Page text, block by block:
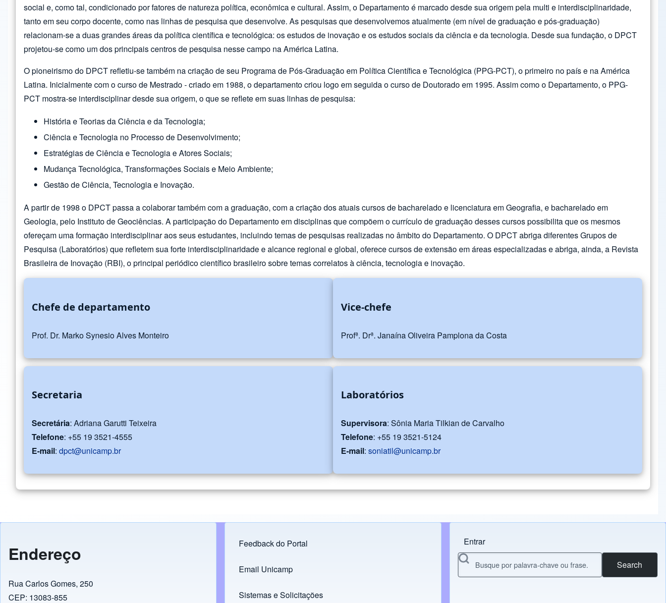
social e, como tal, condicionado por fatores de natureza política, econômica e cultural. Assim, o Departamento é marcado desde sua origem pela multi e interdisciplinaridade,
tanto em seu corpo docente, como nas linhas de pesquisa que desenvolve. As pesquisas que desenvolvemos atualmente (em nível de graduação e pós-graduação)
relacionam-se a duas grandes áreas da política científica e tecnológica: os estudos de inovação e os estudos sociais da ciência e da tecnologia. Desde sua fundação, o DPCT
projetou-se como um dos principais centros de pesquisa nesse campo na América Latina.
O pioneirismo do DPCT refletiu-se também na criação de seu Programa de Pós-Graduação em Política Científica e Tecnológica (PPG-PCT), o primeiro no país e na América
Latina. Inicialmente com o curso de Mestrado - criado em 1988, o departamento criou logo em seguida o curso de Doutorado em 1995. Assim como o Departamento, o PPG-
PCT mostra-se interdisciplinar desde sua origem, o que se reflete em suas linhas de pesquisa:
História e Teorias da Ciência e da Tecnologia;
Ciência e Tecnologia no Processo de Desenvolvimento;
Estratégias de Ciência e Tecnologia e Atores Sociais;
Mudança Tecnológica, Transformações Sociais e Meio Ambiente;
Gestão de Ciência, Tecnologia e Inovação.
A partir de 1998 o DPCT passa a colaborar também com a graduação, com a criação dos atuais cursos de bacharelado e licenciatura em Geografia, e bacharelado em
Geologia, pelo Instituto de Geociências. A participação do Departamento em disciplinas que compõem o currículo de graduação desses cursos possibilita que os mesmos
ofereçam uma formação interdisciplinar aos seus estudantes, incluindo temas de pesquisas realizadas no âmbito do Departamento. O DPCT abriga diferentes Grupos de
Pesquisa (Laboratórios) que refletem sua forte interdisciplinaridade e alcance regional e global, oferece cursos de extensão em áreas especializadas e abriga, ainda, a Revista
Brasileira de Inovação (RBI), o principal periódico científico brasileiro sobre temas correlatos à ciência, tecnologia e inovação.
Chefe de departamento
Prof. Dr. Marko Synesio Alves Monteiro
Vice-chefe
Profª. Drª. Janaína Oliveira Pamplona da Costa
Secretaria
Secretária: Adriana Garutti Teixeira
Telefone: +55 19 3521-4555
E-mail: dpct@unicamp.br
Laboratórios
Supervisora: Sônia Maria Tilkian de Carvalho
Telefone: +55 19 3521-5124
E-mail: soniatil@unicamp.br
Endereço
Rua Carlos Gomes, 250
CEP: 13083-855
Footer menu
Feedback do Portal
Links
Email Unicamp
(opens in new tab)
Sistemas e Solicitações
(opens in new tab)
Menu do usuário
Entrar
Search